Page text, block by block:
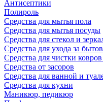
Антисептики
Полироль
Средства для мытья пола
Средства для мытья посуды
Средства для стекол и
Средства для ухода за
Средства для чистки
Средства от засоров
Средства для ванной и
Средства для кухни
Маникюр, педикюр